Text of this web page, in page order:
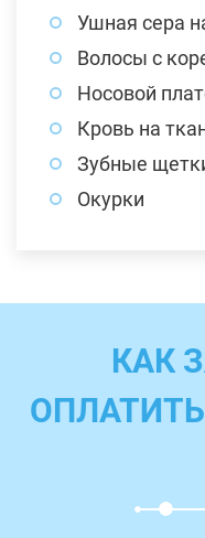
Ушная сера
Волосы с
Носовой
Кровь на
Зубные
Окурки
КАК